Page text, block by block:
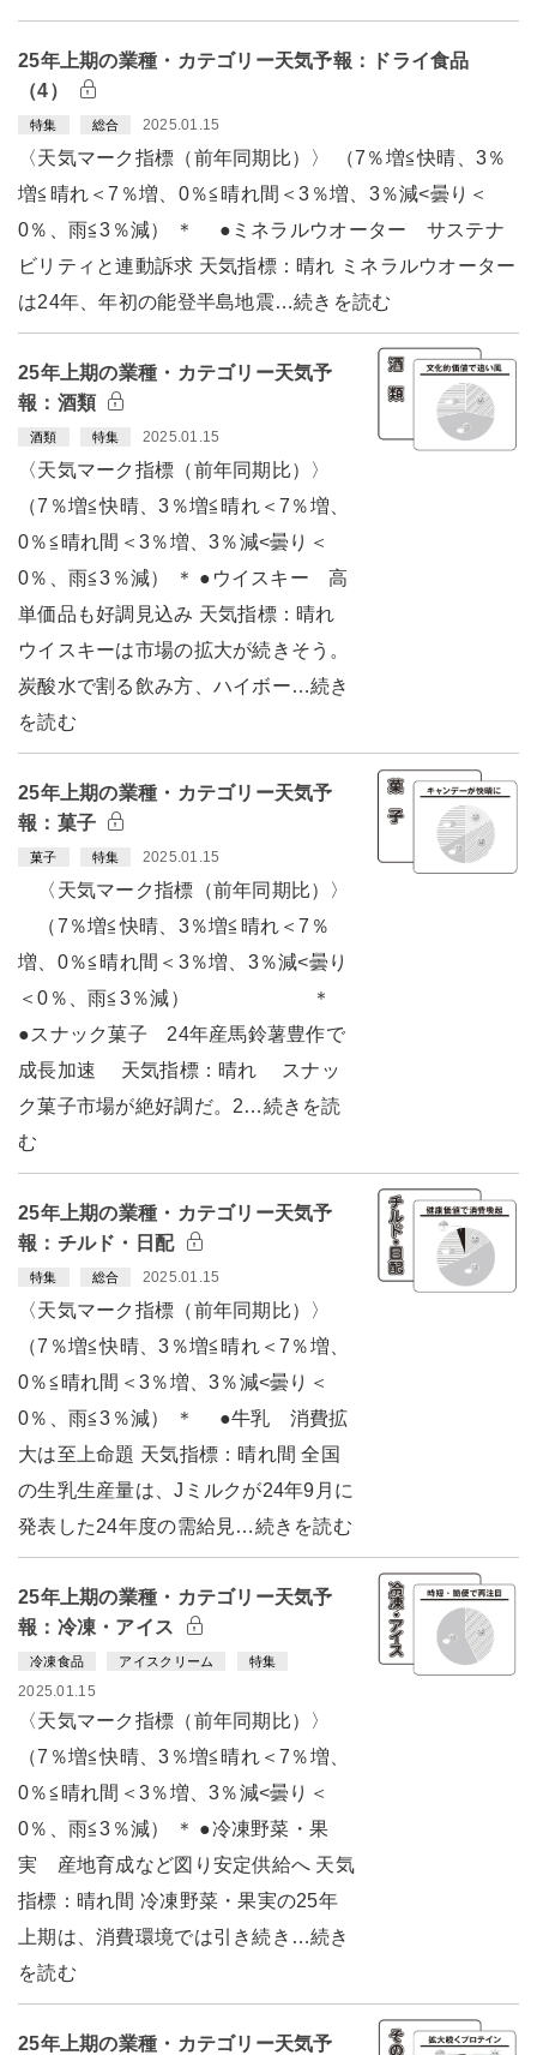
25年上期の業種・カテゴリー天気予報：ドライ食品
（4）
特集 総合 2025.01.15
〈天気マーク指標（前年同期比）〉 （7％増≦快晴、3％
増≦晴れ＜7％増、0％≦晴れ間＜3％増、3％減<曇り＜
0％、雨≦3％減） ＊ ●ミネラルウオーター サステナ
ビリティと連動訴求 天気指標：晴れ ミネラルウオーター
は24年、年初の能登半島地震…続きを読む
25年上期の業種・カテゴリー天気予
報：酒類
酒類 特集 2025.01.15
〈天気マーク指標（前年同期比）〉
（7％増≦快晴、3％増≦晴れ＜7％増、
0％≦晴れ間＜3％増、3％減<曇り＜
0％、雨≦3％減） ＊ ●ウイスキー 高
単価品も好調見込み 天気指標：晴れ
ウイスキーは市場の拡大が続きそう。
炭酸水で割る飲み方、ハイボー…続き
を読む
25年上期の業種・カテゴリー天気予
報：菓子
菓子 特集 2025.01.15
〈天気マーク指標（前年同期比）〉
（7％増≦快晴、3％増≦晴れ＜7％
増、0％≦晴れ間＜3％増、3％減<曇り
＜0％、雨≦3％減） ＊
●スナック菓子 24年産馬鈴薯豊作で
成長加速 天気指標：晴れ スナッ
ク菓子市場が絶好調だ。2…続きを読
む
25年上期の業種・カテゴリー天気予
報：チルド・日配
特集 総合 2025.01.15
〈天気マーク指標（前年同期比）〉
（7％増≦快晴、3％増≦晴れ＜7％増、
0％≦晴れ間＜3％増、3％減<曇り＜
0％、雨≦3％減） ＊ ●牛乳 消費拡
大は至上命題 天気指標：晴れ間 全国
の生乳生産量は、Jミルクが24年9月に
発表した24年度の需給見…続きを読む
25年上期の業種・カテゴリー天気予
報：冷凍・アイス
冷凍食品 アイスクリーム 特集
2025.01.15
〈天気マーク指標（前年同期比）〉
（7％増≦快晴、3％増≦晴れ＜7％増、
0％≦晴れ間＜3％増、3％減<曇り＜
0％、雨≦3％減） ＊ ●冷凍野菜・果
実 産地育成など図り安定供給へ 天気
指標：晴れ間 冷凍野菜・果実の25年
上期は、消費環境では引き続き…続き
を読む
25年上期の業種・カテゴリー天気予